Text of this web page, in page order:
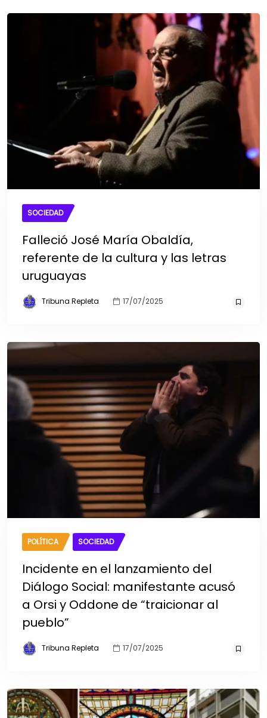
SOCIEDAD
Falleció José María Obaldía,
referente de la cultura y las letras
uruguayas
Tribuna Repleta 17/07/2025
POLÍTICA SOCIEDAD
Incidente en el lanzamiento del
Diálogo Social: manifestante acusó
a Orsi y Oddone de “traicionar al
pueblo”
Tribuna Repleta 17/07/2025